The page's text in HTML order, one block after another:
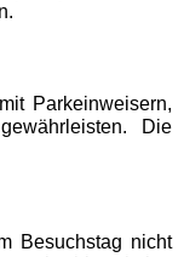
Parkeinweisern,
Die
Besuchstag nicht